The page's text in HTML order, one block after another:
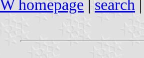
homepage | search